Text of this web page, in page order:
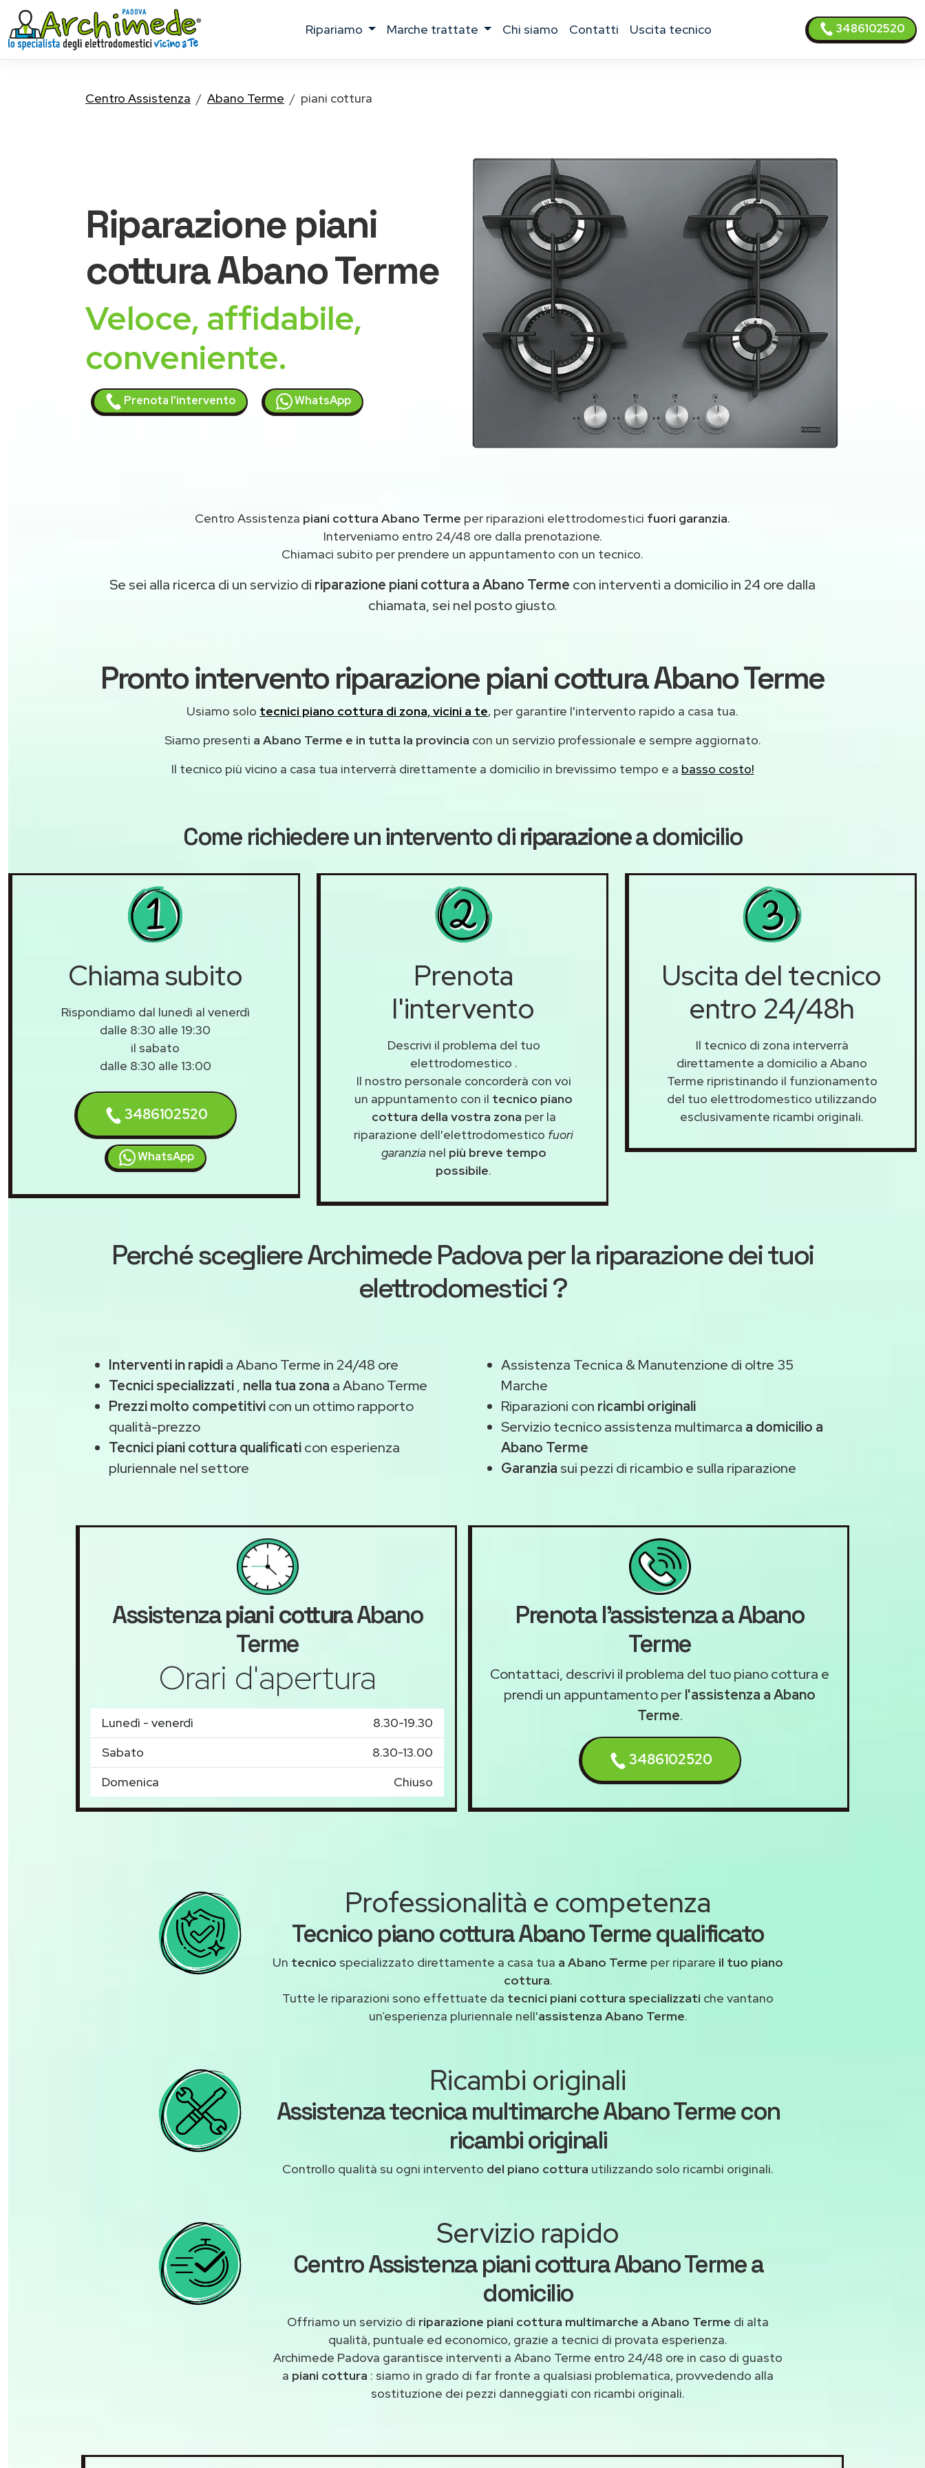
ripariamo marche trattate chi siamo contatti uscita tecnico 3486102520
Centro Assistenza Abano Terme piani cottura
Riparazione piani
cotturaAbano Terme
Veloce, affidabile,
conveniente.
Prenota l'intervento WhatsApp
Centro Assistenza piani cottura Abano Terme per riparazioni elettrodomestici fuori garanzia.
Interveniamo entro 24/48 ore dalla prenotazione.
Chiamaci subito per prendere un appuntamento con un tecnico.
Se sei alla ricerca di un servizio di riparazione piani cottura a Abano Terme con interventi a domicilio in 24 ore dalla
chiamata, sei nel posto giusto.
Pronto intervento riparazione piani cottura Abano Terme
Usiamo solo tecnici piano cottura di zona, vicini a te, per garantire l'intervento rapido a casa tua.
Siamo presenti a Abano Terme e in tutta la provincia con un servizio professionale e sempre aggiornato.
Il tecnico più vicino a casa tua interverrà direttamente a domicilio in brevissimo tempo e a basso costo!
Come richiedere un intervento diriparazionea domicilio
Chiama subito
Rispondiamo dal lunedì al venerdì
dalle 8:30 alle 19:30
il sabato
dalle 8:30 alle 13:00
3486102520
WhatsApp
Prenota
l'intervento
Descrivi il problema del tuo
elettrodomestico .
Il nostro personale concorderà con voi
un appuntamento con il tecnico piano
cottura della vostra zona per la
riparazione dell'elettrodomestico fuori
garanzianel più breve tempo
possibile.
Uscita del tecnico
entro 24/48h
Il tecnico di zona interverrà
direttamente a domicilio a Abano
Terme ripristinando il funzionamento
del tuo elettrodomestico utilizzando
esclusivamente ricambi originali.
Perché scegliereArchimede Padovaper la riparazione dei tuoi
elettrodomestici ?
Interventi in rapidia Abano Terme in 24/48 ore
Tecnici specializzati, nella tua zona a Abano Terme
Prezzi molto competitivicon un ottimo rapporto
qualità-prezzo
Tecnici piani cottura qualificaticon esperienza
pluriennale nel settore
Assistenza Tecnica & Manutenzione di oltre 35
Marche
Riparazioni con ricambi originali
Servizio tecnico assistenza multimarca a domicilio a
Abano Terme
Garanzia sui pezzi di ricambio e sulla riparazione
Assistenzapiani cotturaAbano
Terme
Orari d'apertura
Lunedì - venerdì
8.30-19.30
Sabato
8.30-13.00
Domenica
Chiuso
Prenota l'assistenza a Abano
Terme
Contattaci, descrivi il problema del tuo piano cottura e
prendi un appuntamento perl'assistenza a Abano
Terme.
3486102520
Professionalità e competenza
Tecnico piano cottura Abano Terme qualificato
Un tecnico specializzato direttamente a casa tua a Abano Terme per riparare il tuo piano
cottura.
Tutte le riparazioni sono effettuate da tecnici piani cottura specializzati che vantano
un’esperienza pluriennale nell'assistenza Abano Terme.
Ricambi originali
Assistenza tecnica multimarche Abano Terme con
ricambi originali
Controllo qualità su ogni intervento del piano cottura utilizzando solo ricambi originali.
Servizio rapido
Centro Assistenza piani cottura Abano Terme a
domicilio
Offriamo un servizio di riparazione piani cottura multimarche a Abano Terme di alta
qualità, puntuale ed economico, grazie a tecnici di provata esperienza.
Archimede Padova garantisce interventi a Abano Terme entro 24/48 ore in caso di guasto
a piani cottura : siamo in grado di far fronte a qualsiasi problematica, provvedendo alla
sostituzione dei pezzi danneggiati con ricambi originali.